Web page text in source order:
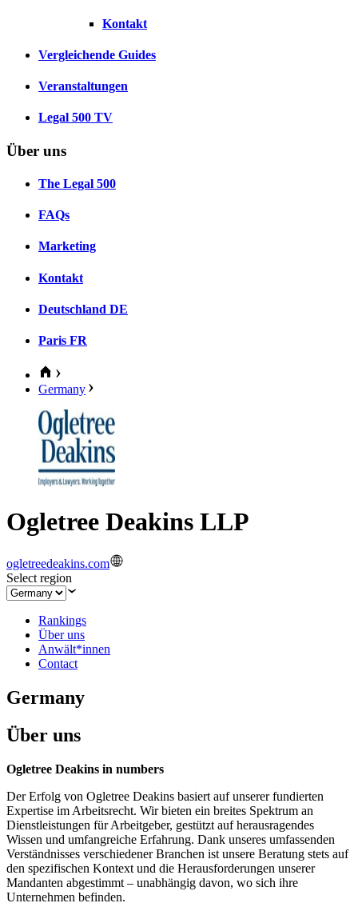
Kontakt
Vergleichende Guides
Veranstaltungen
Legal 500 TV
Über uns
The Legal 500
FAQs
Marketing
Kontakt
Deutschland DE
Paris FR
Germany
Ogletree Deakins LLP
ogletreedeakins.com
Select region
Rankings
Über uns
Anwält*innen
Contact
Germany
Über uns
Ogletree Deakins in numbers
Der Erfolg von Ogletree Deakins basiert auf unserer fundierten
Expertise im Arbeitsrecht. Wir bieten ein breites Spektrum an
Dienstleistungen für Arbeitgeber, gestützt auf herausragendes
Wissen und umfangreiche Erfahrung. Dank unseres umfassenden
Verständnisses verschiedener Branchen ist unsere Beratung stets auf
den spezifischen Kontext und die Herausforderungen unserer
Mandanten abgestimmt – unabhängig davon, wo sich ihre
Unternehmen befinden.